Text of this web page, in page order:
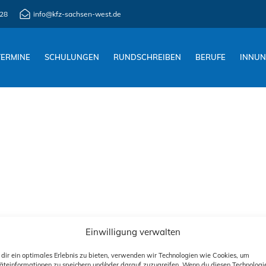
Einwilligung verwalten
dir ein optimales Erlebnis zu bieten, verwenden wir Technologien wie Cookies, um
info@kfz-sachsen-west.de
SCHULUNGEN RUNDSCHREIBEN BERUFE